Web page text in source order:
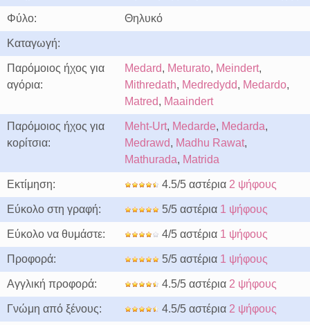
Φύλο: Θηλυκό
Καταγωγή:
Παρόμοιος ήχος για
αγόρια:
Medard, Meturato, Meindert,
Mithredath, Medredydd, Medardo,
Matred, Maaindert
Παρόμοιος ήχος για
κορίτσια:
Meht-Urt, Medarde, Medarda,
Medrawd, Madhu Rawat,
Mathurada, Matrida
Εκτίμηση: 4.5/5 αστέρια 2 ψήφους
Εύκολο στη γραφή: 5/5 αστέρια 1 ψήφους
Εύκολο να θυμάστε: 4/5 αστέρια 1 ψήφους
Προφορά: 5/5 αστέρια 1 ψήφους
Αγγλική προφορά: 4.5/5 αστέρια 2 ψήφους
Γνώμη από ξένους: 4.5/5 αστέρια 2 ψήφους